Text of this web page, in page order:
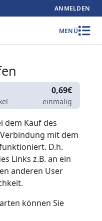
ANMELDEN
MENÜ
0,69€
einmalig
dem Kauf des
mit dem
D.h.
Links z.B. an ein
anderen User
können Sie